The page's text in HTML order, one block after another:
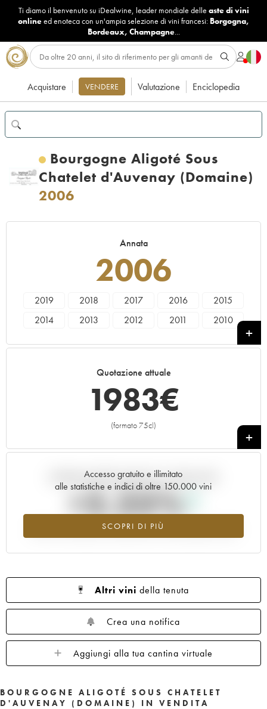
Ti diamo il benvenuto su iDealwine, leader mondiale delle aste di vini
onlineed enoteca con un'ampia selezione di vini francesi: Borgogna,
Bordeaux, Champagne...
Acquistare VENDERE Valutazione Enciclopedia
Bourgogne Aligoté Sous
Chatelet d'Auvenay (Domaine)
2006
Annata
2006
2019 2018 2017 2016
2015
2014
2013 2012 2011
2010
1997
Quotazione attuale
1983€
(formato 75cl)
+
Accesso gratuito e illimitato
alle statistiche e indici di oltre 150.000 vini
SCOPRI DI PIÙ
Andamento della quotazione in tempo reale
+2.25%
Valore in aumento per l'annata 2006 nel 2026 rispetto al 2025
Altri vini della tenuta
Crea una notifica
Aggiungi alla tua cantina virtuale
BOURGOGNE ALIGOTÉ SOUS CHATELET
D'AUVENAY (DOMAINE) IN VENDITA